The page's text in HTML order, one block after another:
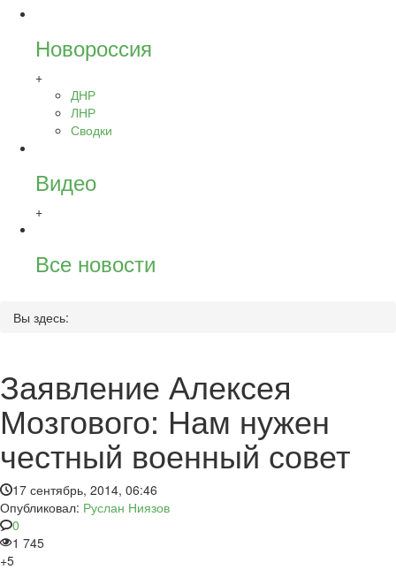
Новороссия
+
ДНР
ЛНР
Сводки
Видео
+
Все новости
Вы здесь:
Заявление Алексея
Мозгового: Нам нужен
честный военный совет
17 сентябрь, 2014, 06:46
Опубликовал: Руслан Ниязов
0
1 745
+5